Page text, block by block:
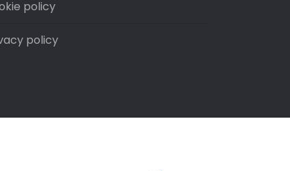
policy
policy